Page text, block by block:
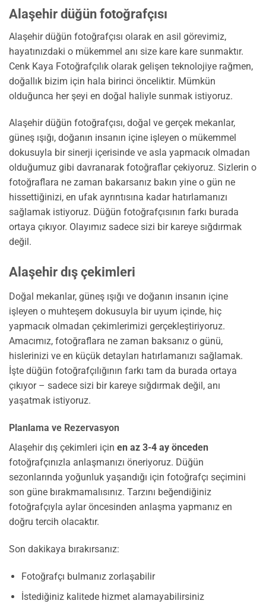
Alaşehir düğün fotoğrafçısı
Alaşehir düğün fotoğrafçısı olarak en asil görevimiz,
hayatınızdaki o mükemmel anı size kare kare sunmaktır.
Cenk Kaya Fotoğrafçılık olarak gelişen teknolojiye rağmen,
doğallık bizim için hala birinci önceliktir. Mümkün
olduğunca her şeyi en doğal haliyle sunmak istiyoruz.
Alaşehir düğün fotoğrafçısı, doğal ve gerçek mekanlar,
güneş ışığı, doğanın insanın içine işleyen o mükemmel
dokusuyla bir sinerji içerisinde ve asla yapmacık olmadan
olduğumuz gibi davranarak fotoğraflar çekiyoruz. Sizlerin o
fotoğraflara ne zaman bakarsanız bakın yine o gün ne
hissettiğinizi, en ufak ayrıntısına kadar hatırlamanızı
sağlamak istiyoruz. Düğün fotoğrafçısının farkı burada
ortaya çıkıyor. Olayımız sadece sizi bir kareye sığdırmak
değil.
Alaşehir dış çekimleri
Doğal mekanlar, güneş ışığı ve doğanın insanın içine
işleyen o muhteşem dokusuyla bir uyum içinde, hiç
yapmacık olmadan çekimlerimizi gerçekleştiriyoruz.
Amacımız, fotoğraflara ne zaman baksanız o günü,
hislerinizi ve en küçük detayları hatırlamanızı sağlamak.
İşte düğün fotoğrafçılığının farkı tam da burada ortaya
çıkıyor – sadece sizi bir kareye sığdırmak değil, anı
yaşatmak istiyoruz.
Planlama ve Rezervasyon
Alaşehir dış çekimleri için en az 3-4 ay önceden
fotoğrafçınızla anlaşmanızı öneriyoruz. Düğün
sezonlarında yoğunluk yaşandığı için fotoğrafçı seçimini
son güne bırakmamalısınız. Tarzını beğendiğiniz
fotoğrafçıyla aylar öncesinden anlaşma yapmanız en
doğru tercih olacaktır.
Son dakikaya bırakırsanız:
Fotoğrafçı bulmanız zorlaşabilir
İstediğiniz kalitede hizmet alamayabilirsiniz